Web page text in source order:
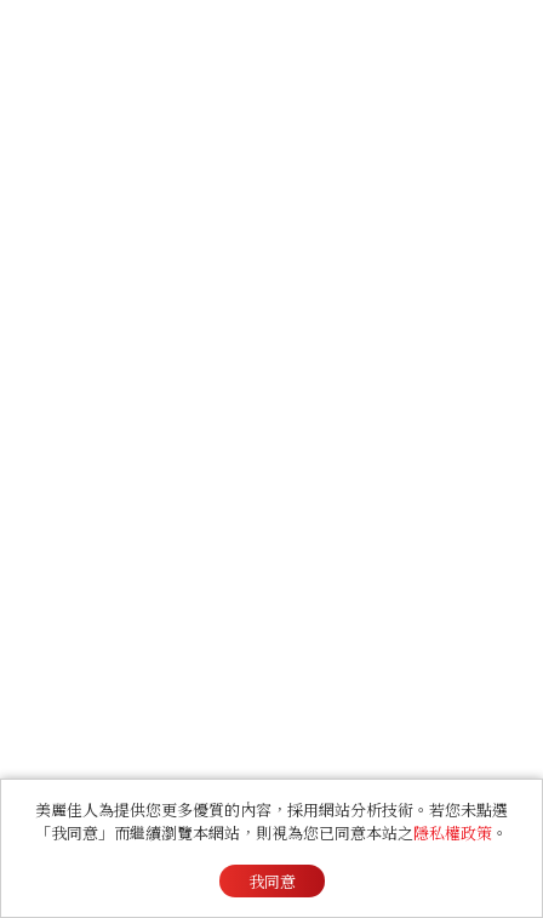
美麗佳人為提供您更多優質的內容，採用網站分析技術。若您未點選
「我同意」而繼續瀏覽本網站，則視為您已同意本站之隱私權政策 。
我同意